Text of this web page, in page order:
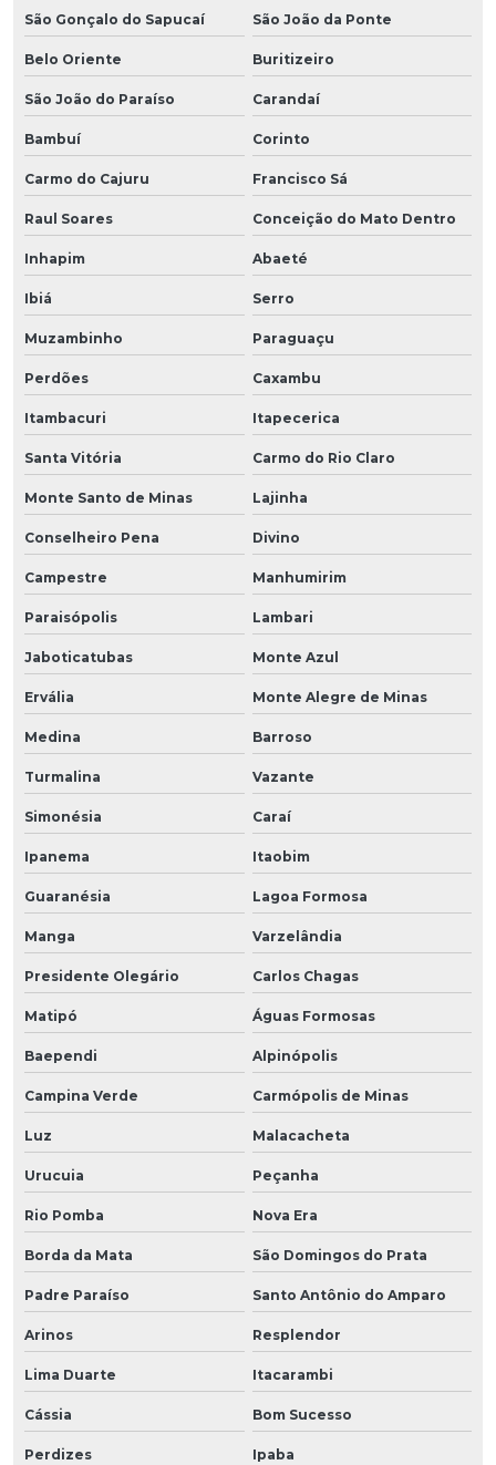
São Gonçalo do Sapucaí São João da Ponte
Belo Oriente Buritizeiro
São João do Paraíso Carandaí
Bambuí Corinto
Carmo do Cajuru Francisco Sá
Raul Soares Conceição do Mato Dentro
Inhapim Abaeté
Ibiá Serro
Muzambinho Paraguaçu
Perdões Caxambu
Itambacuri Itapecerica
Santa Vitória Carmo do Rio Claro
Monte Santo de Minas Lajinha
Conselheiro Pena Divino
Campestre Manhumirim
Paraisópolis Lambari
Jaboticatubas Monte Azul
Ervália Monte Alegre de Minas
Medina Barroso
Turmalina Vazante
Simonésia Caraí
Ipanema Itaobim
Guaranésia Lagoa Formosa
Manga Varzelândia
Presidente Olegário Carlos Chagas
Matipó Águas Formosas
Baependi Alpinópolis
Campina Verde Carmópolis de Minas
Luz Malacacheta
Urucuia Peçanha
Rio Pomba Nova Era
Borda da Mata São Domingos do Prata
Padre Paraíso Santo Antônio do Amparo
Arinos Resplendor
Lima Duarte Itacarambi
Cássia Bom Sucesso
Perdizes Ipaba